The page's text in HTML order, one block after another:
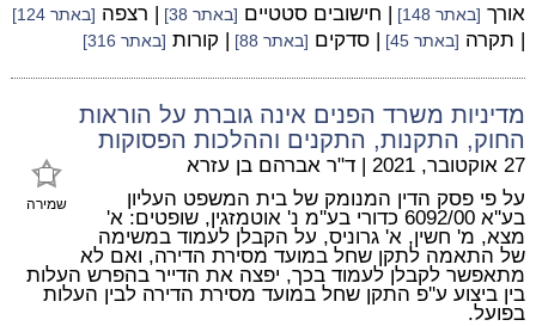
אורך [באתר 148] | חישובים סטטיים [באתר 38] | רצפה [באתר 124]
| תקרה [באתר 45] | סדקים [באתר 88] | קורות [באתר 316]
מדיניות משרד הפנים אינה גוברת על הוראות
החוק, התקנות, התקנים וההלכות הפסוקות
שמירה
27 אוקטובר, 2021 | ד"ר אברהם בן עזרא
על פי פסק הדין המנומק של בית המשפט העליון
בע''א 6092/00 כדורי בע''מ נ' אוטמזגין, שופטים: א'
מצא, מ' חשין, א' גרוניס, על הקבלן לעמוד במשימה
של התאמה לתקן שחל במועד מסירת הדירה, ואם לא
מתאפשר לקבלן לעמוד בכך, יפצה את הדייר בהפרש העלות
בין ביצוע ע''פ התקן שחל במועד מסירת הדירה לבין העלות
בפועל.